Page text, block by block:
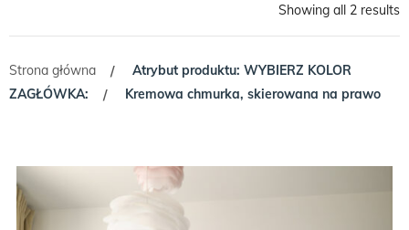
Showing all 2 results
Strona główna /
Atrybut produktu: WYBIERZ KOLOR
ZAGŁÓWKA:
/ Kremowa chmurka, skierowana na prawo